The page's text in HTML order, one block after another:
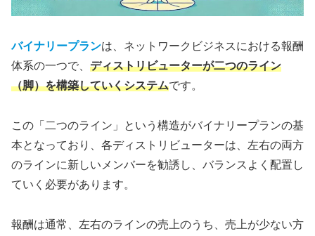
バイナリープランは、ネットワークビジネスにおける報酬
体系の一つで、 ディストリビューターが二つのライン
（脚）を構築していくシステムです。
この「二つのライン」という構造がバイナリープランの基
本となっており、各ディストリビューターは、左右の両方
のラインに新しいメンバーを勧誘し、バランスよく配置し
ていく必要があります。
報酬は通常、左右のラインの売上のうち、売上が少ない方